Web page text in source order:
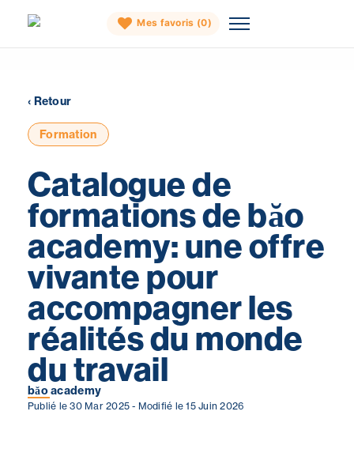
Mes favoris (0)
‹ Retour
Formation
Catalogue de
formations de băo
academy: une offre
vivante pour
accompagner les
réalités du monde
du travail
băo academy
Publié le 30 Mar 2025 Modifié le 15 Juin 2026